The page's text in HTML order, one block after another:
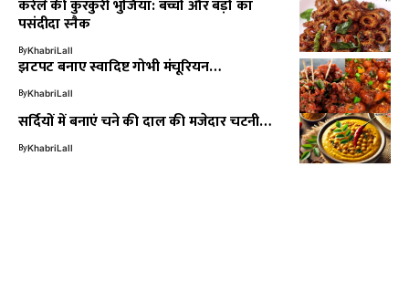
करेले की कुरकुरी भुजिया: बच्चों और बड़ों का
पसंदीदा स्नैक
ByKhabriLall
झटपट बनाए स्वादिष्ट गोभी मंचूरियन…
ByKhabriLall
सर्दियों में बनाएं चने की दाल की मजेदार चटनी…
ByKhabriLall